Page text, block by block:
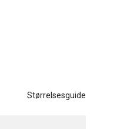
Størrelsesguide